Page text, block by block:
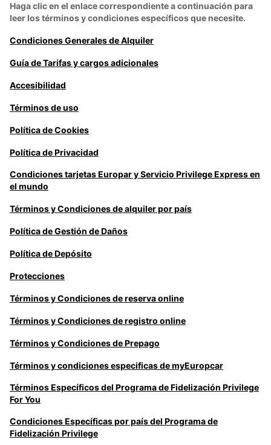
Haga clic en el enlace correspondiente a continuación para
leer los términos y condiciones específicos que necesite.
Condiciones Generales de Alquiler
Guía de Tarifas y cargos adicionales
Accesibilidad
Términos de uso
Política de Cookies
Política de Privacidad
Condiciones tarjetas Europar y Servicio Privilege Express en
el mundo
Términos y Condiciones de alquiler por país
Política de Gestión de Daños
Política de Depósito
Protecciones
Términos y Condiciones de reserva online
Términos y Condiciones de registro online
Términos y Condiciones de Prepago
Términos y condiciones especificas de myEuropcar
Términos Específicos del Programa de Fidelización Privilege
For You
Condiciones Específicas por país del Programa de
Fidelización Privilege